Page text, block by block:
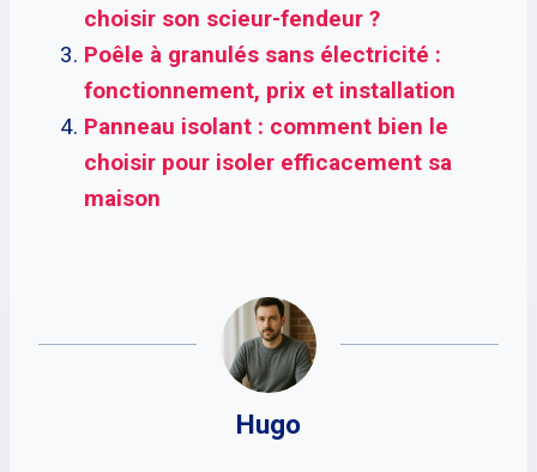
choisir son scieur-fendeur ?
Poêle à granulés sans électricité :
fonctionnement, prix et installation
Panneau isolant : comment bien le
choisir pour isoler efficacement sa
maison
Hugo